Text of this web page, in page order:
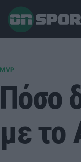
MVP
Πόσο
με το